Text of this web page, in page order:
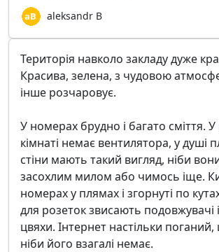
aleksandr B
Територія навколо закладу дуже
Красива, зелена, з чудовою
інше розчаровує.
У номерах брудно і багато сміття. У
кімнаті немає вентилятора, у душі
стіни мають такий вигляд, ніби
засохлим милом або чимось іще.
номерах у плямах і згорнуті по
для розеток звисають подовжувачі
цвяхи. Інтернет настільки
ніби його взагалі немає.